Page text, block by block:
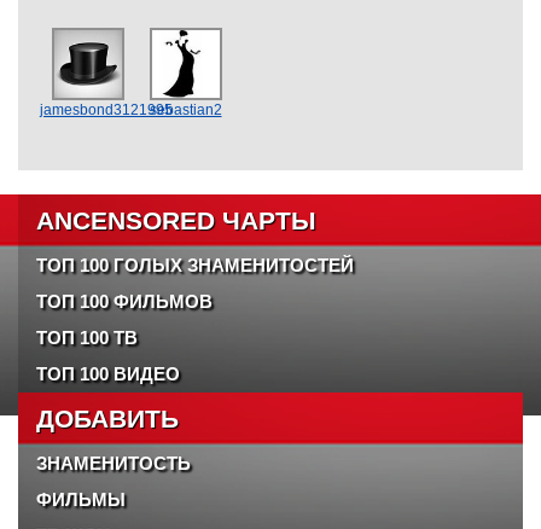
jamesbond3121995sebastian2
ANCENSORED ЧАРТЫ
ТОП 100 ГОЛЫХ ЗНАМЕНИТОСТЕЙ
ТОП 100 ФИЛЬМОВ
ТОП 100 ТВ
ТОП 100 ВИДЕО
ДОБАВИТЬ
ЗНАМЕНИТОСТЬ
ФИЛЬМЫ